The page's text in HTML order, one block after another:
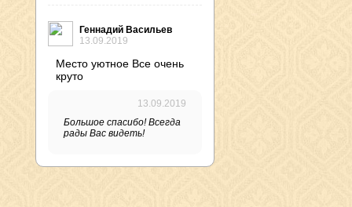
Геннадий Васильев
13.09.2019
Место уютное Все очень
круто
13.09.2019
Большое спасибо! Всегда
рады Вас видеть!